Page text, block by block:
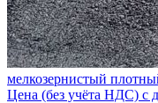
мелкозернистый
Цена (без учёта НДС) с